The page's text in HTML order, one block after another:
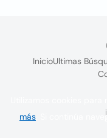
InicioUltimas
más . Si continúa